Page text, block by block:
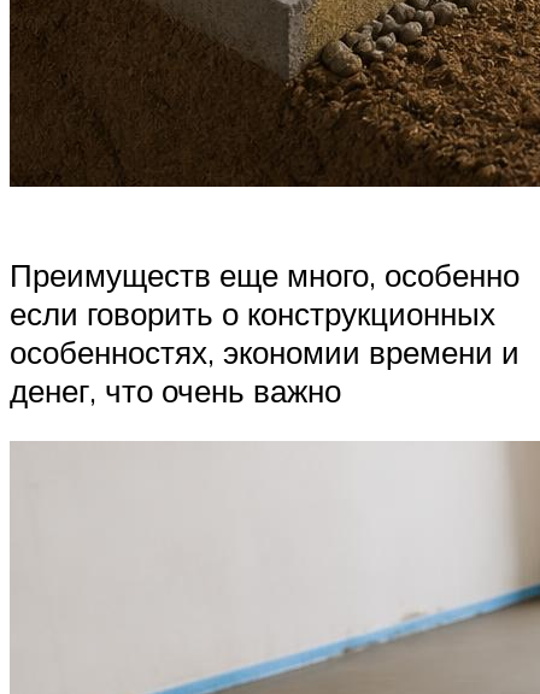
Преимуществ еще много, особенно
если говорить о конструкционных
особенностях, экономии времени и
денег, что очень важно